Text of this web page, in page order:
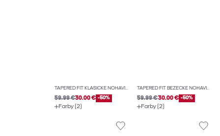
TAPERED FIT KLASICKÉ NOHAVICE
59.99 €30.00 € -50%
Farby (2)
TAPERED FIT BEŽECKÉ NOHAVICE
59.99 €30.00 € -50%
Farby (2)